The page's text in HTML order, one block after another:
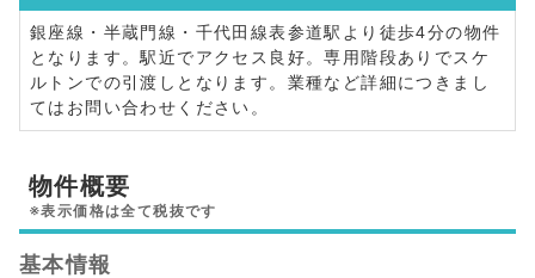
銀座線・半蔵門線・千代田線表参道駅より徒歩4分の物件
となります。駅近でアクセス良好。専用階段ありでスケ
ルトンでの引渡しとなります。業種など詳細につきまし
てはお問い合わせください。
物件概要
※表示価格は全て税抜です
基本情報